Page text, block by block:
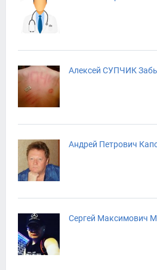
Алексей СУПЧИК
Андрей Петрович
Сергей Максимович